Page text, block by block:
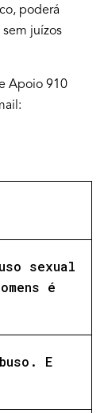
poderá
juízos
Apoio 910
sexual
é
E